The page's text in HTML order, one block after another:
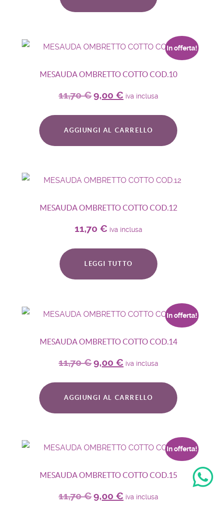
In offerta!
MESAUDA OMBRETTO COTTO COD.10
11,70€9,00 € iva inclusa
AGGIUNGI AL CARRELLO
MESAUDA OMBRETTO COTTO COD.12
11,70 € iva inclusa
LEGGI TUTTO
In offerta!
MESAUDA OMBRETTO COTTO COD.14
11,70€9,00 € iva inclusa
AGGIUNGI AL CARRELLO
In offerta!
MESAUDA OMBRETTO COTTO COD.15
11,70€9,00 € iva inclusa